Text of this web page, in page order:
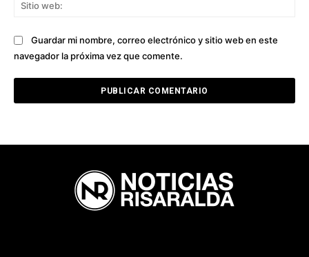
Guardar mi nombre, correo electrónico y sitio web en este
navegador la próxima vez que comente.